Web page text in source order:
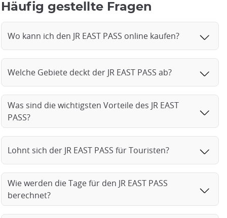
Häufig gestellte Fragen
Wo kann ich den JR EAST PASS online kaufen?
Welche Gebiete deckt der JR EAST PASS ab?
Was sind die wichtigsten Vorteile des JR EAST
PASS?
Lohnt sich der JR EAST PASS für Touristen?
Wie werden die Tage für den JR EAST PASS
berechnet?